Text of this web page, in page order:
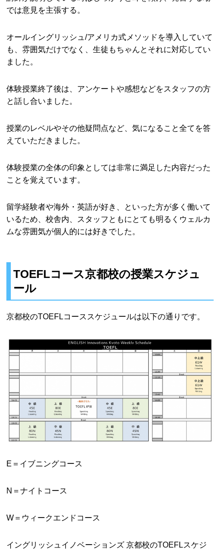
では意見を主張する。
オールイングリッシュ/アメリカ式メソッドを導入していて
も、雰囲気だけでなく、生徒もちゃんとそれに対応してい
ました。
体験授業終了後は、アンケートや感想などをスタッフの方
と話し合いました。
授業のレベルやその他疑問点など、気になること全てを答
えていただきました。
体験授業の全体の印象としては非常に満足した内容だった
ことを覚えています。
留学経験者や海外・英語が好き、といった方が多く働いて
いるため、校舎内、スタッフともにとても明るくウェルカ
ムな雰囲気が個人的には好きでした。
TOEFLコース京都校の授業スケジュ
ール
京都校のTOEFLコーススケジュールは以下の通りです。
E＝イブニングコース
N＝ナイトコース
W＝ウィークエンドコース
イングリッシュイノベーションズ 京都校のTOEFLスケジ